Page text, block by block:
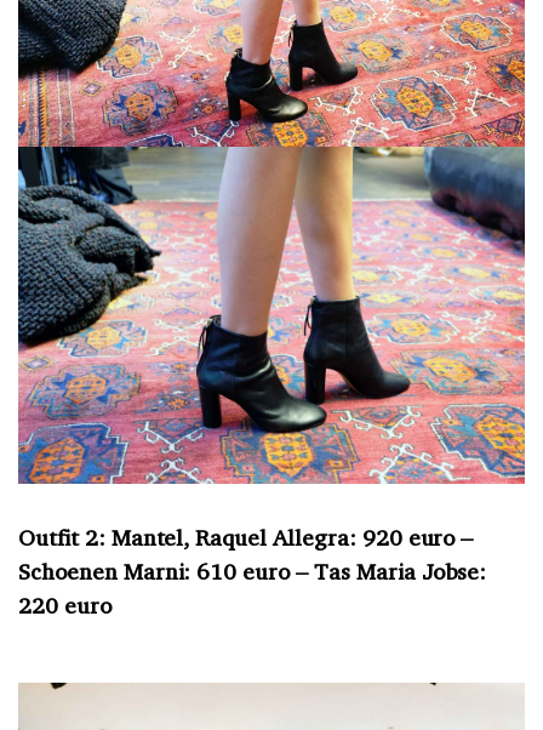
Outfit 2: Mantel, Raquel Allegra: 920 euro –
Schoenen Marni: 610 euro – Tas Maria Jobse:
220 euro